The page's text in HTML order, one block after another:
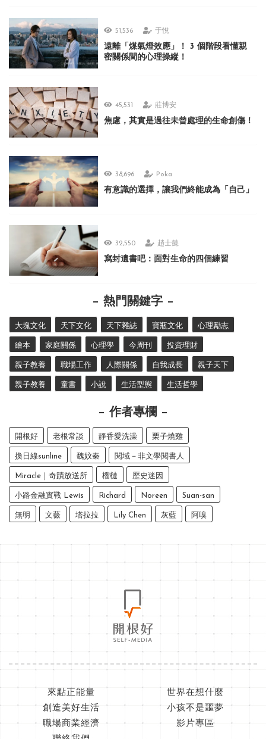
51,536 于悅
遠離「煤氣燈效應」！ 3 個階段看懂親
密關係間的心理操縱！
45,531 莊博安
焦慮，其實是過往未曾處理的生命創傷！
38,696 Poka
有意識的選擇，讓我們終能成為「自己」
32,550 趙士懿
寫封遺書吧：面對生命的四個練習
熱門關鍵字
大塊文化 天下文化 天下雜誌 寶瓶文化 心理勵志
繪本 家庭關係 心理學 今周刊 投資理財
親子教養 職場工作 人際關係 自我成長 親子天下
親子教養 童書 小說 生活型態 生活哲學
作者專欄
開根好 老根常談 靜香愛洗澡 栗子燒雞
換日線sunline 魏妏秦 閱域－非文學閱書人
Miracle｜奇蹟放送所 榴槤 歷史迷因
小路金融實戰 Lewis Richard Noreen Suan-san
無明 文薇 塔拉拉 Lily Chen 灰藍 阿嗅
來點正能量
世界在想什麼
創造美好生活
小孩不是噩夢
職場商業經濟
影片專區